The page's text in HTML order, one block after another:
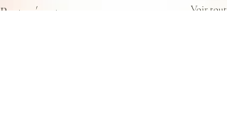
Posts récents Voir tout